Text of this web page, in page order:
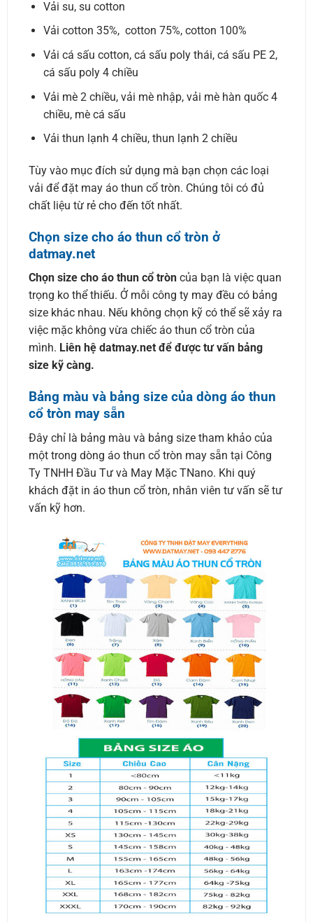
Vải su, su cotton
Vải cotton 35%, cotton 75%, cotton 100%
Vải cá sấu cotton, cá sấu poly thái, cá sấu PE 2,
cá sấu poly 4 chiều
Vải mè 2 chiều, vải mè nhập, vải mè hàn quốc 4
chiều, mè cá sấu
Vải thun lạnh 4 chiều, thun lạnh 2 chiều
Tùy vào mục đích sử dụng mà bạn chọn các loại
vải để đặt may áo thun cổ tròn. Chúng tôi có đủ
chất liệu từ rẻ cho đến tốt nhất.
Chọn size cho áo thun cổ tròn ở
datmay.net
Chọn size cho áo thun cổ tròn của bạn là việc quan
trọng ko thể thiếu. Ở mỗi công ty may đều có bảng
size khác nhau. Nếu không chọn kỹ có thể sẽ xảy ra
việc mặc không vừa chiếc áo thun cổ tròn của
mình. Liên hệ datmay.net để được tư vấn bảng
size kỹ càng.
Bảng màu và bảng size của dòng áo thun
cổ tròn may sẵn
Đây chỉ là bảng màu và bảng size tham khảo của
một trong dòng áo thun cổ tròn may sẵn tại Công
Ty TNHH Đầu Tư và May Mặc TNano. Khi quý
khách đặt in áo thun cổ tròn, nhân viên tư vấn sẽ tư
vấn kỹ hơn.